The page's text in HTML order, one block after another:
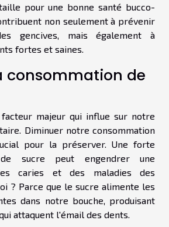
pour une bonne santé bucco-
non seulement à prévenir
gencives, mais également à
fortes et saines.
consommation de
majeur qui influe sur notre
Diminuer notre consommation
pour la préserver. Une forte
de sucre peut engendrer une
caries et des maladies des
? Parce que le sucre alimente les
dans notre bouche, produisant
attaquent l'émail des dents.